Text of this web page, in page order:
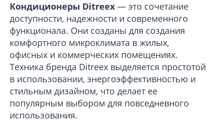
Кондиционеры Ditreex — это сочетание
доступности, надежности и современного
функционала. Они созданы для создания
комфортного микроклимата в жилых,
офисных и коммерческих помещениях.
Техника бренда Ditreex выделяется простотой
в использовании, энергоэффективностью и
стильным дизайном, что делает ее
популярным выбором для повседневного
использования.